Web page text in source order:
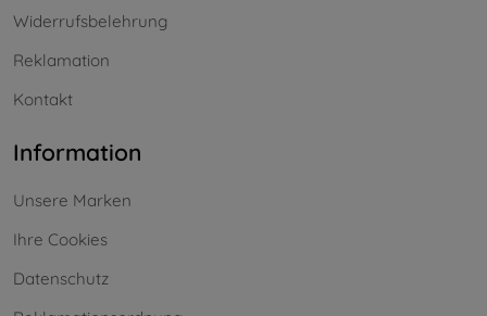
Widerrufsbelehrung
Reklamation
Kontakt
Information
Unsere Marken
Ihre Cookies
Datenschutz